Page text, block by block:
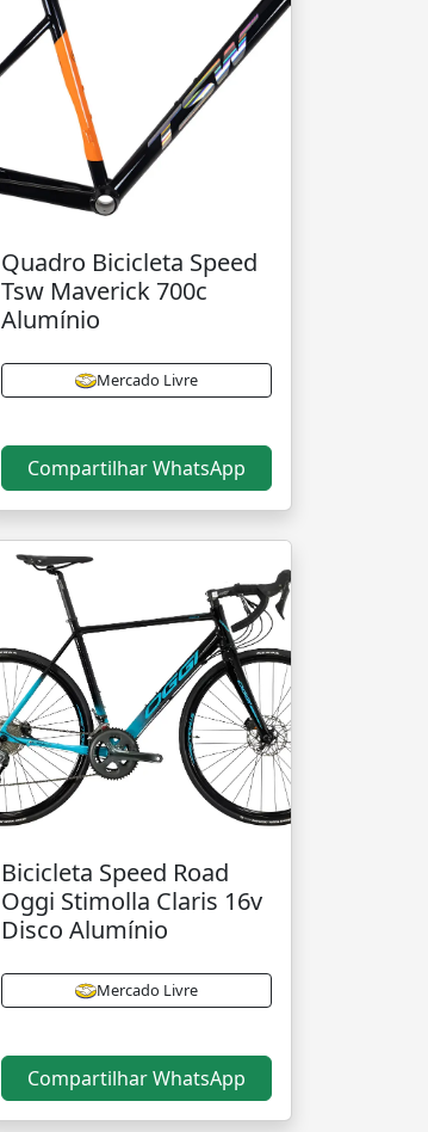
Quadro Bicicleta Speed
Tsw Maverick 700c
Alumínio
Mercado Livre
Compartilhar WhatsApp
Bicicleta Speed Road
Oggi Stimolla Claris 16v
Disco Alumínio
Mercado Livre
Compartilhar WhatsApp